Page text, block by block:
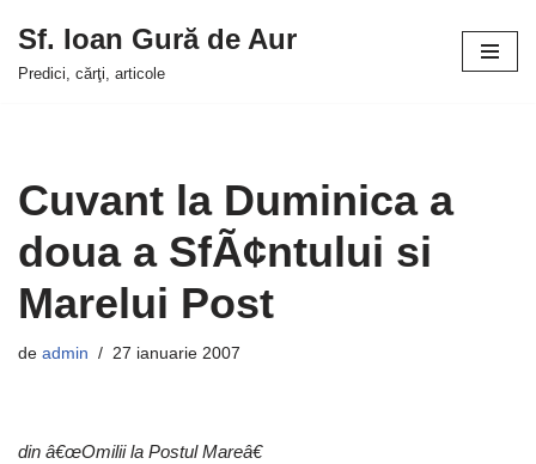
Sari
Sf. Ioan Gură de Aur
Predici, cărţi, articole
Cuvant la Duminica a
doua a SfÃ¢ntului si
Marelui Post
de admin 27 ianuarie 2007
din â€œOmilii la Postul Mareâ€